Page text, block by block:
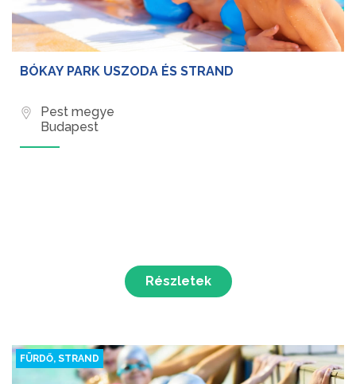
BÓKAY PARK USZODA ÉS STRAND
Pest megye
Budapest
Részletek
FÜRDŐ, STRAND